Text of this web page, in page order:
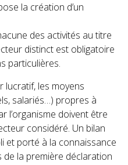
la création d’un
des activités au titre
distinct est obligatoire
particulières.
lucratif, les moyens
salariés…) propres à
l’organisme doivent être
considéré. Un bilan
et porté à la connaissance
de la première déclaration